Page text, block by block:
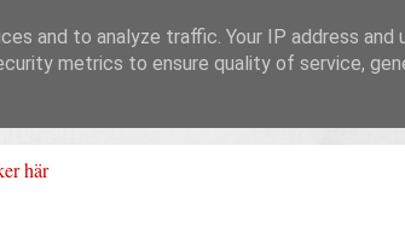
här
and to analyze traffic. Your IP address and
metrics to ensure quality of service,